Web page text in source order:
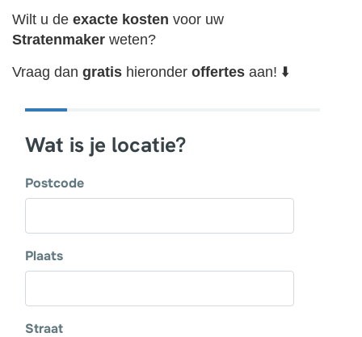
Wilt u de exacte kosten voor uw
Stratenmaker weten?
Vraag dan gratis hieronder offertes aan! ⬇️